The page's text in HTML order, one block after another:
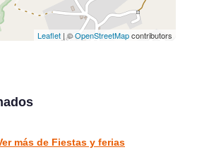
Leaflet | ©OpenStreetMapcontributors
más de Fiestas y ferias